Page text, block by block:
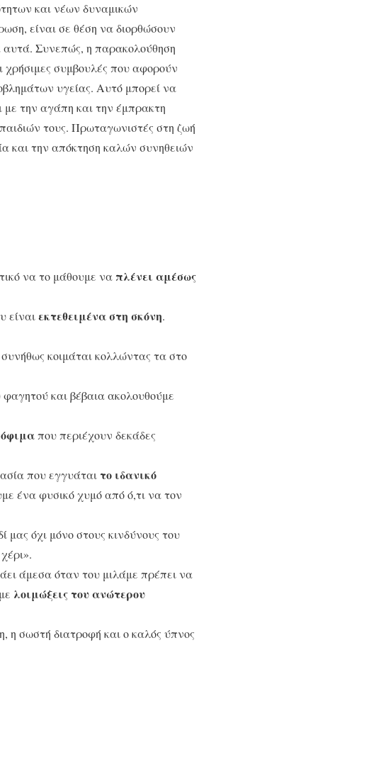
και νέων δυναμικών
είναι σε θέση να διορθώσουν
αυτά. Συνεπώς, η παρακολούθηση
χρήσιμες συμβουλές που αφορούν
υγείας. Αυτό μπορεί να
με την αγάπη και την έμπρακτη
τους. Πρωταγωνιστές στη ζωή
και την απόκτηση καλών συνηθειών
να το μάθουμε να πλένει αμέσως
είναιεκτεθειμένα στη σκόνη.
κοιμάται κολλώντας τα στο
και βέβαια ακολουθούμε
που περιέχουν δεκάδες
που εγγυάται το ιδανικό
ένα φυσικό χυμό από ό,τι να τον
όχι μόνο στους κινδύνους του
άμεσα όταν του μιλάμε πρέπει να
λοιμώξεις του ανώτερου
η σωστή διατροφή και ο καλός ύπνος